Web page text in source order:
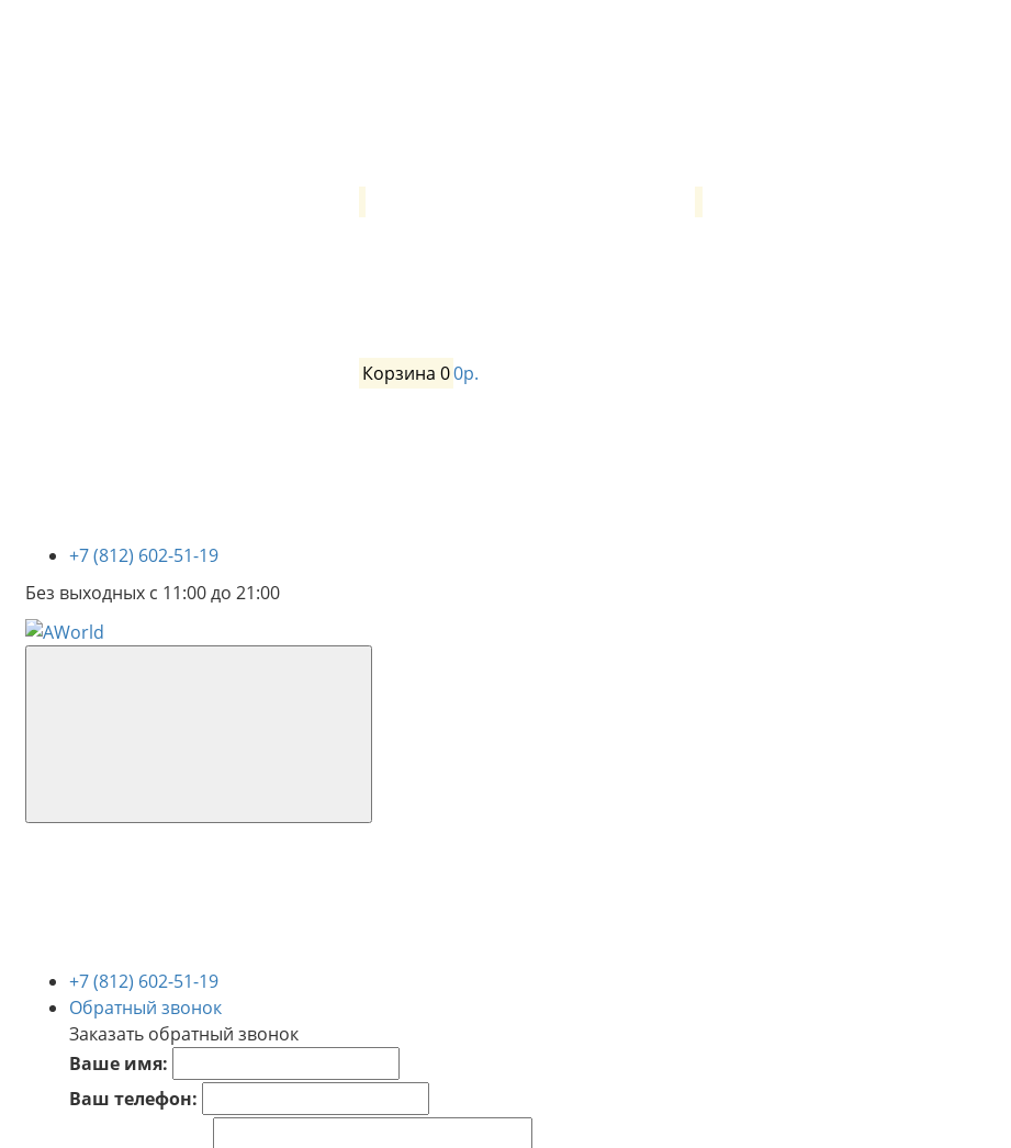
Корзина 00р.
+7 (812) 602-51-19
Без выходных с 11:00 до 21:00
+7 (812) 602-51-19
Обратный звонок
Заказать обратный звонок
Ваше имя:
Ваш телефон: